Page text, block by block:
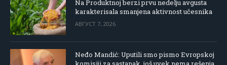
Na Produktnoj berzi prvu nedelju avgusta
karakterisala smanjena aktivnost učesnika
АВГУСТ 7, 2026
Neđo Mandić: Uputili smo pismo Evropskoj